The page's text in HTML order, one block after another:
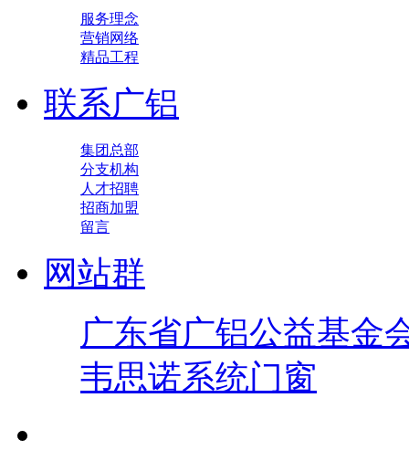
服务理念
营销网络
精品工程
联系广铝
集团总部
分支机构
人才招聘
招商加盟
留言
网站群
广东省广铝公益基金
韦思诺系统门窗